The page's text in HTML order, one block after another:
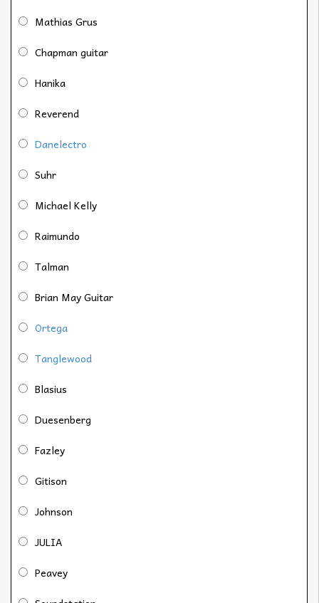
Mathias Grus
Chapman guitar
Hanika
Reverend
Danelectro
Suhr
Michael Kelly
Raimundo
Talman
Brian May Guitar
Ortega
Tanglewood
Blasius
Duesenberg
Fazley
Gitison
Johnson
JULIA
Peavey